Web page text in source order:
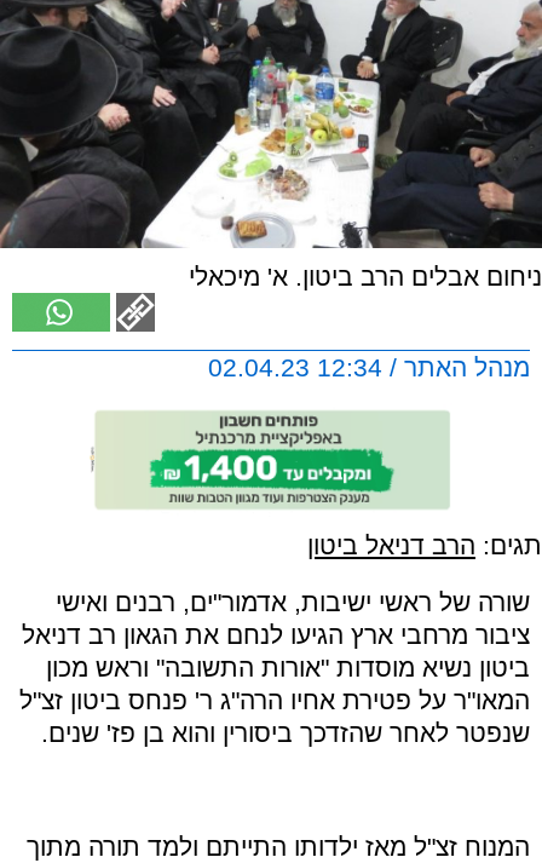
ניחום אבלים הרב ביטון. א' מיכאלי
מנהל האתר / 12:34 02.04.23
תגים: הרב דניאל ביטון
שורה של ראשי ישיבות, אדמור"ים, רבנים ואישי
ציבור מרחבי ארץ הגיעו לנחם את הגאון רב דניאל
ביטון נשיא מוסדות "אורות התשובה" וראש מכון
המאו"ר על פטירת אחיו הרה"ג ר' פנחס ביטון זצ"ל
שנפטר לאחר שהזדכך ביסורין והוא בן פז' שנים.
המנוח זצ"ל מאז ילדותו התייתם ולמד תורה מתוך